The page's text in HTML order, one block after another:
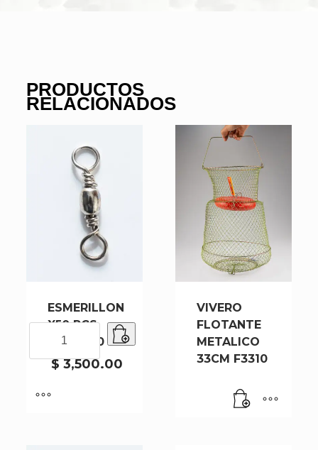
PRODUCTOS
RELACIONADOS
ESMERILLON
X50 PCS
1001-7-50
$3,500.00
PCS
7-
VIVERO
FLOTANTE
METALICO
33CM F3310